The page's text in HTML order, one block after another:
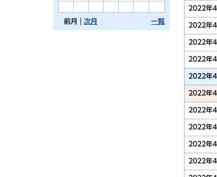
前月 一覧
次月
2022年
2022年
2022年
2022年
2022年
2022年
2022年
2022年
2022年
2022年